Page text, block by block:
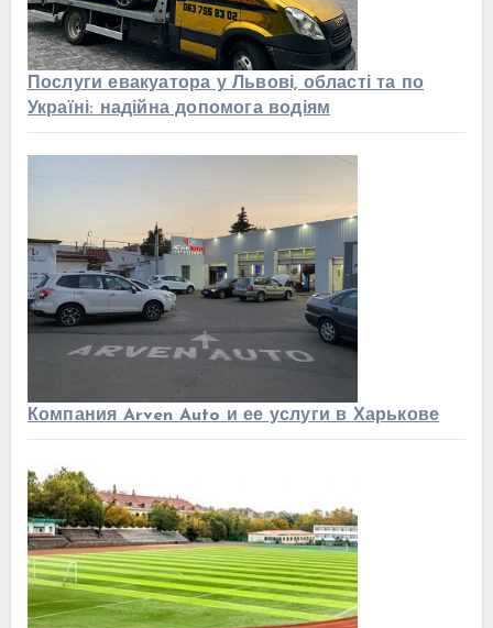
Послуги евакуатора у Львові, області та по
Україні: надійна допомога водіям
Компания Arven Auto и ее услуги в Харькове